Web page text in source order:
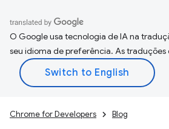
O Google usa tecnologia de IA na
seu idioma de preferência. As traduções
Chrome for Developers Blog